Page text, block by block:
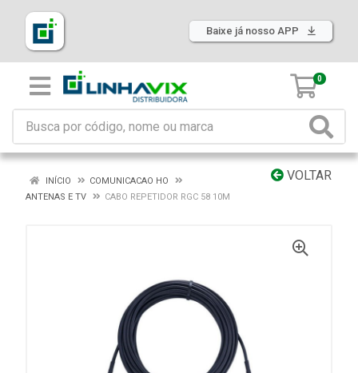
Baixe já nosso APP
0
VOLTAR
INÍCIO
COMUNICACAO HO
ANTENAS E TV
CABO REPETIDOR RGC 58 10M